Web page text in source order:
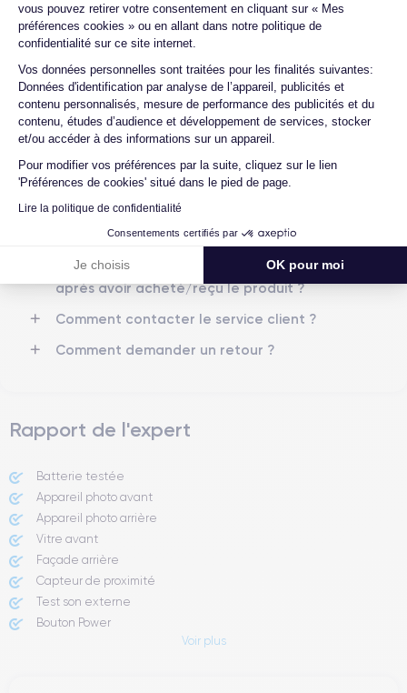
vous pouvez retirer votre consentement en cliquant sur « Mes
préférences cookies » ou en allant dans notre politique de
confidentialité sur ce site internet.
Vos données personnelles sont traitées pour les finalités suivantes:
Données d'identification par analyse de l’appareil, publicités et
contenu personnalisés, mesure de performance des publicités et du
contenu, études d’audience et développement de services, stocker
et/ou accéder à des informations sur un appareil.
Pour modifier vos préférences par la suite, cliquez sur le lien
'Préférences de cookies' situé dans le pied de page.
Lire la politique de confidentialité
Consentements certifiés par
Je choisis OK pour moi
Axeptio consent
Nom de la puce
Apple A14 Bionic
Nombre de cœurs
6
Nom GPU
GPU 4 cœurs
Fréq. processeur
3.1 GHz
Caméra Caméra Frontale
12 MP
Résolution vidéo
4K - 3840x2160px
Recharge rapide
Dual SIM
Nano-SIM + eSIM
5G Oui, tous opérateurs
Si vous souhaitez en savoir plus, consulter la
Quelles garanties offrez-vous sur vos
produits ?
Quels sont vos modes de paiement ?
Est-il possible de payer l'iPhone 12 en
plusieurs fois ?
Que se passe-t-il après avoir passé la
commande ?
Quelles sociétés utilisez-vous pour
l'expédition ?
Quels sont les délais de livraison ?
Que se passe-t-il si je change d'avis
après avoir acheté/reçu le produit ?
Comment contacter le service client ?
Comment demander un retour ?
Rapport de l'expert
Batterie testée
Appareil photo avant
Appareil photo arrière ​
Vitre avant ​
Façade arrière
Capteur de proximité
Test son externe
Bouton Power
Voir plus